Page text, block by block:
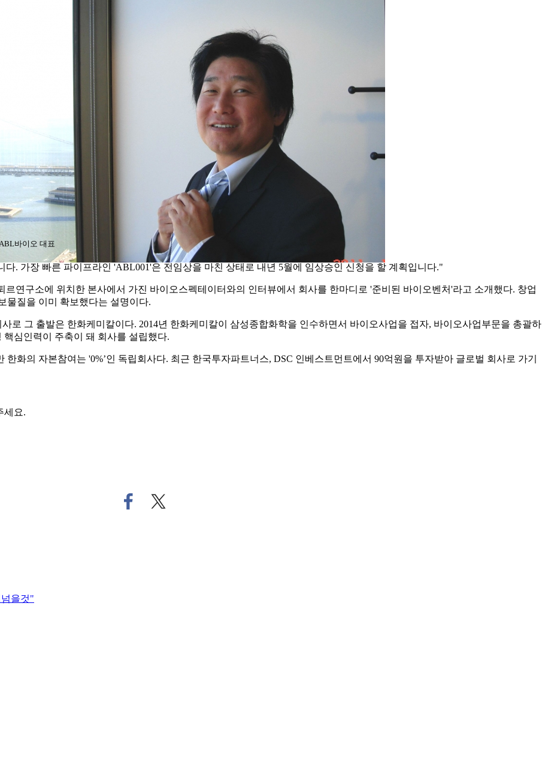
바이오 대표
. 가장 빠른 파이프라인 'ABL001'은 전임상을 마친 상태로 내년 5월에 임상승인 신청을 할 계획입니다."
연구소에 위치한 본사에서 가진 바이오스펙테이터와의 인터뷰에서 회사를 한마디로 '준비된 바이오벤처'라고 소개했다. 창업
물질을 이미 확보했다는 설명이다.
로 그 출발은 한화케미칼이다. 2014년 한화케미칼이 삼성종합화학을 인수하면서 바이오사업을 접자, 바이오사업부문을 총괄하
심인력이 주축이 돼 회사를 설립했다.
화의 자본참여는 '0%’인 독립회사다. 최근 한국투자파트너스, DSC 인베스트먼트에서 90억원을 투자받아 글로벌 회사로 가기
세요.
페
이
트
위
을것"